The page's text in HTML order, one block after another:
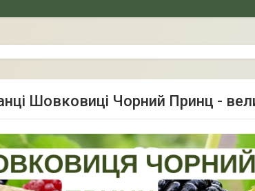
Шовковиці Чорний Принц -